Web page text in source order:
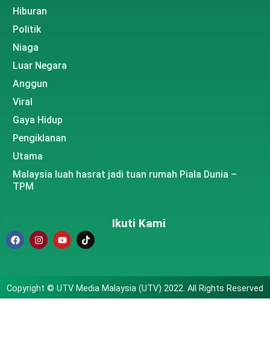
Hiburan
Politik
Niaga
Luar Negara
Anggun
Viral
Gaya Hidup
Pengiklanan
Utama
Malaysia luah hasrat jadi tuan rumah Piala Dunia –
TPM
Ikuti Kami
Copyright © UTV Media Malaysia (UTV) 2022. All Rights Reserved